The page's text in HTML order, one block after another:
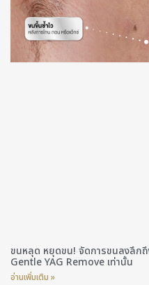
ขนหลุด หยุดขน! จัดการขนลงลึกถึ
Gentle YAG Remove เท่านั้น
อ่านเพิ่มเติม »